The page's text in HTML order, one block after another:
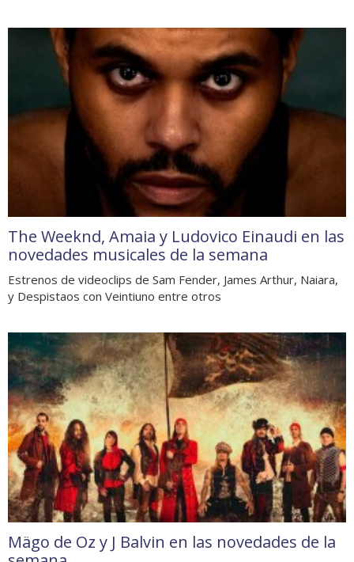
The Weeknd, Amaia y Ludovico Einaudi en las
novedades musicales de la semana
Estrenos de videoclips de Sam Fender, James Arthur, Naiara,
y Despistaos con Veintiuno entre otros
Mägo de Oz y J Balvin en las novedades de la